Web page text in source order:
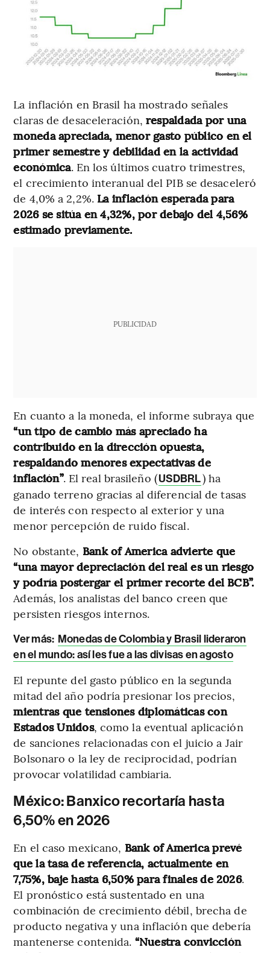
La inflación en Brasil ha mostrado señales
claras de desaceleración, respaldada por una
moneda apreciada, menor gasto público en el
primer semestre y debilidad en la actividad
económica. En los últimos cuatro trimestres,
el crecimiento interanual del PIB se desaceleró
de 4,0% a 2,2%.La inflación esperada para
2026 se sitúa en 4,32%, por debajo del 4,56%
estimado previamente.
PUBLICIDAD
En cuanto a la moneda, el informe subraya que
“un tipo de cambio más apreciado ha
contribuido en la dirección opuesta,
respaldando menores expectativas de
inflación”. El real brasileño (USDBRL) ha
ganado terreno gracias al diferencial de tasas
de interés con respecto al exterior y una
menor percepción de ruido fiscal.
No obstante, Bank of America advierte que
“una mayor depreciación del real es un riesgo
y podría postergar el primer recorte del BCB”.
Además, los analistas del banco creen que
persisten riesgos internos.
Ver más: Monedas de Colombia y Brasil lideraron
en el mundo: así les fue a las divisas en agosto
El repunte del gasto público en la segunda
mitad del año podría presionar los precios,
mientras que tensiones diplomáticas con
Estados Unidos, como la eventual aplicación
de sanciones relacionadas con el juicio a Jair
Bolsonaro o la ley de reciprocidad, podrían
provocar volatilidad cambiaria.
México: Banxico recortaría hasta
6,50% en 2026
En el caso mexicano, Bank of America prevé
que la tasa de referencia, actualmente en
7,75%, baje hasta 6,50% para finales de 2026.
El pronóstico está sustentado en una
combinación de crecimiento débil, brecha de
producto negativa y una inflación que debería
mantenerse contenida. “Nuestra convicción